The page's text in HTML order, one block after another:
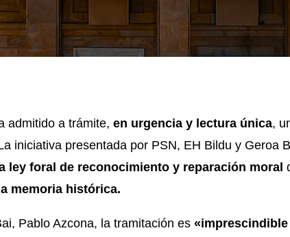
admitido a trámite, en urgencia y lectura única,
iniciativa presentada por PSN, EH Bildu y Geroa
ley foral de reconocimiento y reparación moral
memoria histórica.
Pablo Azcona, la tramitación es